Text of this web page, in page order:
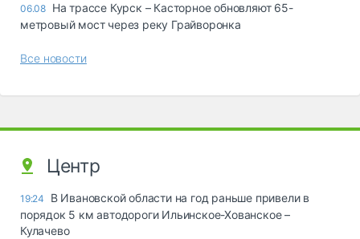
06.08 На трассе Курск – Касторное обновляют 65-
метровый мост через реку Грайворонка
Все новости
Центр
19:24
В Ивановской области на год раньше привели в
порядок 5 км автодороги Ильинское-Хованское –
Кулачево